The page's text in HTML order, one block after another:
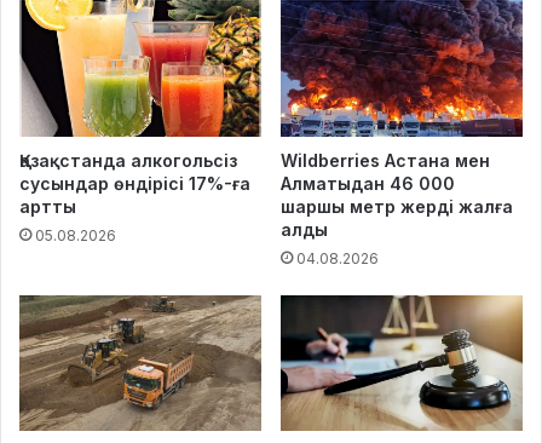
Қазақстанда алкогольсіз
сусындар өндірісі 17%-ға
артты
05.08.2026
Wildberries Астана мен
Алматыдан 46 000
шаршы метр жерді жалға
алды
04.08.2026